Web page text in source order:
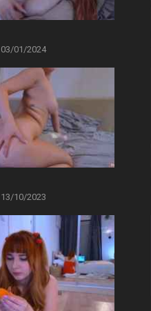
03/01/2024
13/10/2023